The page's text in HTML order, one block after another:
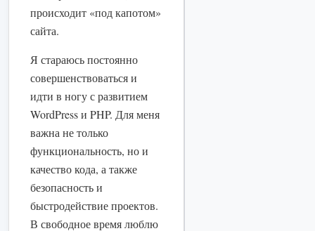
происходит «под капотом»
сайта.
Я стараюсь постоянно
совершенствоваться и
идти в ногу с развитием
WordPress и PHP. Для меня
важна не только
функциональность, но и
качество кода, а также
безопасность и
быстродействие проектов.
В свободное время люблю